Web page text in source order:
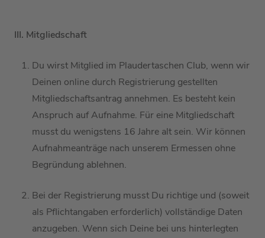
III. Mitgliedschaft
Du wirst Mitglied im Plaudertaschen Club, wenn wir
Deinen online durch Registrierung gestellten
Mitgliedschaftsantrag annehmen. Es besteht kein
Anspruch auf Aufnahme. Für eine Mitgliedschaft
musst du wenigstens 16 Jahre alt sein. Wir können
Aufnahmeanträge nach unserem Ermessen ohne
Begründung ablehnen.
Bei der Registrierung musst Du richtige und (soweit
als Pflichtangaben erforderlich) vollständige Daten
anzugeben. Wenn sich Deine bei uns hinterlegten